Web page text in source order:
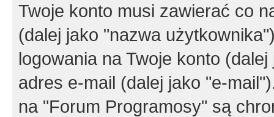
Twoje konto musi zawierać co
(dalej jako "nazwa
logowania na Twoje konto
adres e-mail (dalej jako "e-
na "Forum Programosy" są